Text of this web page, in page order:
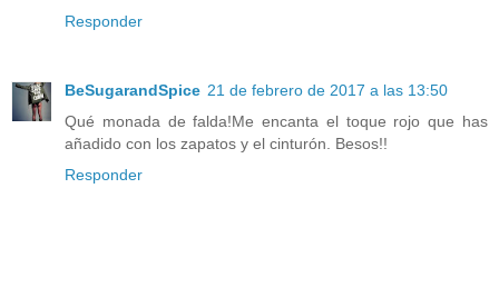
Responder
BeSugarandSpice 21 de febrero de 2017 a las 13:50
Qué monada de falda!Me encanta el toque rojo que has
añadido con los zapatos y el cinturón. Besos!!
Responder